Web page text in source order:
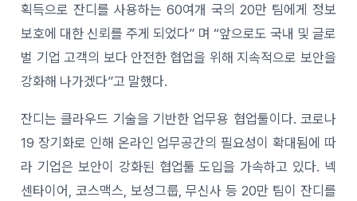
획득으로 잔디를 사용하는 60여개 국의 20만 팀에게 정보
보호에 대한 신뢰를 주게 되었다” 며 “앞으로도 국내 및 글로
벌 기업 고객의 보다 안전한 협업을 위해 지속적으로 보안을
강화해 나가겠다”고 말했다.
잔디는 클라우드 기술을 기반한 업무용 협업툴이다. 코로나
19 장기화로 인해 온라인 업무공간의 필요성이 확대됨에 따
라 기업은 보안이 강화된 협업툴 도입을 가속하고 있다. 넥
센타이어, 코스맥스, 보성그룹, 무신사 등 20만 팀이 잔디를